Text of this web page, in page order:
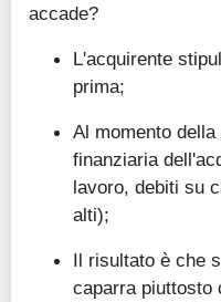
accade?
L'acquirente
prima;
Al momento
finanziaria
lavoro, debiti su
alti);
Il risultato è che
caparra piuttosto